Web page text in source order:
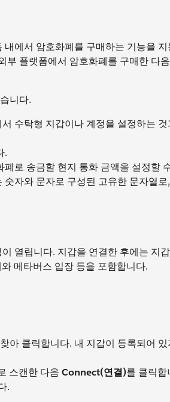
에서 암호화폐를 구매하는 기능을
부 플랫폼에서 암호화폐를 구매한 다
니다.
수탁형 지갑이나 계정을 설정하는 것
.
로 송금할 현지 통화 금액을 설정할
자와 문자로 구성된 고유한 문자열로
열립니다. 지갑을 연결한 후에는 지
메타버스 입장 등을 포함합니다.
아 클릭합니다. 내 지갑이 등록되어 있
스캔한 다음 Connect(연결)를 클릭
.